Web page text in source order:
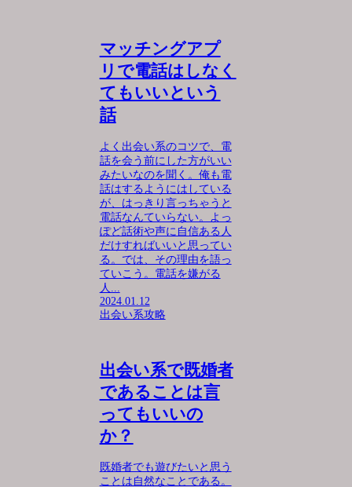
マッチングアプ
リで電話はしなく
てもいいという
話
よく出会い系のコツで、電
話を会う前にした方がいい
みたいなのを聞く。俺も電
話はするようにはしている
が、はっきり言っちゃうと
電話なんていらない。よっ
ぽど話術や声に自信ある人
だけすればいいと思ってい
る。では、その理由を語っ
ていこう。電話を嫌がる
人...
2024.01.12
出会い系攻略
出会い系で既婚者
であることは言
ってもいいの
か？
既婚者でも遊びたいと思う
ことは自然なことである。